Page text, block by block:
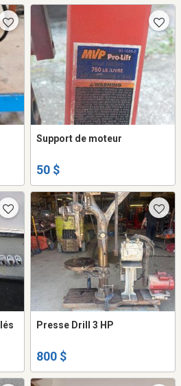
Support de moteur
50 $
Presse Drill 3 HP
800 $